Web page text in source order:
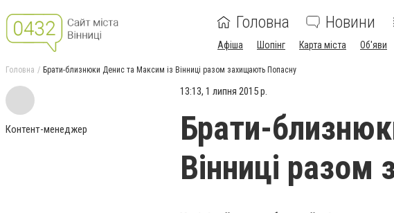
Головна Новини
Афіша Шопінг Карта міста Об'яви
Головна Брати-близнюки Денис та Максим із Вінниці разом захищають Попасну
Контент-менеджер
13:13, 1 липня 2015 р.
Брати-
Вінниці